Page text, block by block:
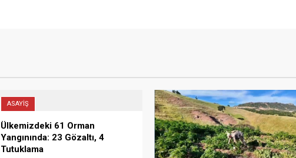
ASAYİŞ
Ülkemizdeki 61 Orman
Yangınında: 23 Gözaltı, 4
Tutuklama